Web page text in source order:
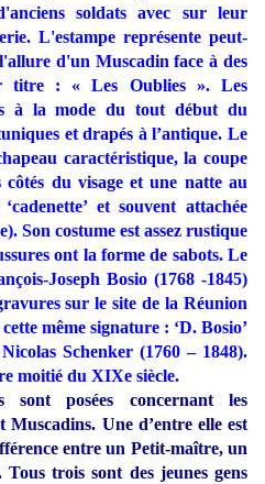
soldats avec sur leur
L'estampe représente peut-
d'un Muscadin face à des
titre : « Les Oublies ». Les
à la mode du tout début du
et drapés à l’antique. Le
caractéristique, la coupe
du visage et une natte au
et souvent attachée
Son costume est assez rustique
ont la forme de sabots. Le
Joseph Bosio (1768 -1845)
sur le site de la Réunion
même signature : ‘D. Bosio’
Schenker (1760 – 1848).
moitié du XIXe siècle.
sont posées concernant les
Muscadins. Une d’entre elle est
entre un Petit-maître, un
trois sont des jeunes gens